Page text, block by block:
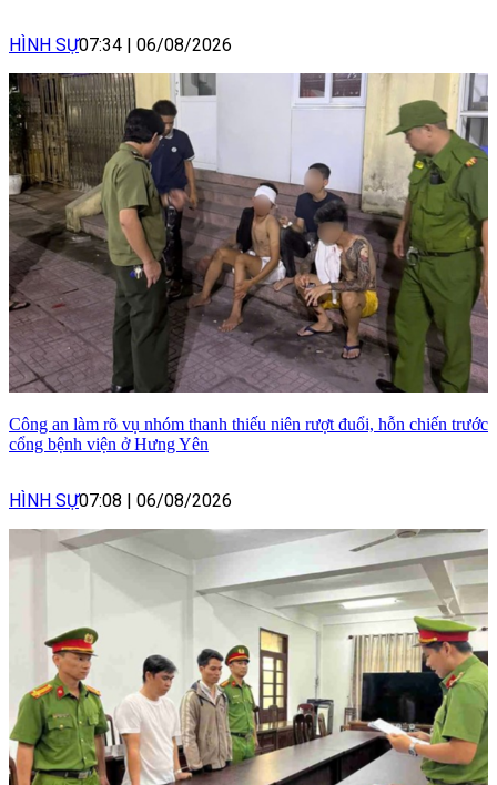
HÌNH SỰ07:34 06/08/2026
Công an làm rõ vụ nhóm thanh thiếu niên rượt đuổi, hỗn chiến trước
cổng bệnh viện ở Hưng Yên
HÌNH SỰ07:08 06/08/2026